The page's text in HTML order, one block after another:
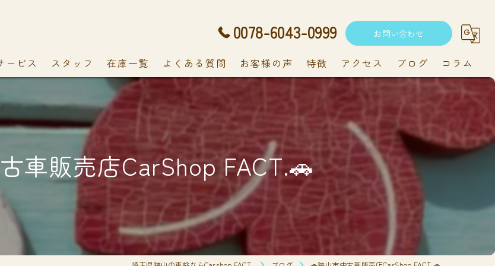
0078-6043-0999 お問い合わせ
ービス スタッフ 在庫一覧 よくある質問 お客様の声 特徴
軽自動車
メンテナンス
アクセス ブログ コラム
車販売店CarShop FACT.🚗